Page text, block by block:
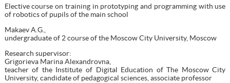
Elective course on training in prototyping and programming with use
of robotics of pupils of the main school
Makaev A.G.,
undergraduate of 2 course of the Moscow City University, Moscow
Research supervisor:
Grigorieva Marina Alexandrovna,
teacher of the Institute of Digital Education of The Moscow City
University, candidate of pedagogical sciences, associate professor